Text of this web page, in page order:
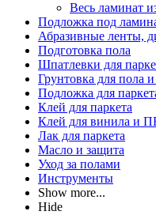
Весь ламинат
Подложка под
Абразивные ленты,
Подготовка пола
Шпатлевки для
Грунтовка для пола
Подложка для
Клей для паркета
Клей для винила и
Лак для паркета
Масло и защита
Уход за полами
Инструменты
Show more...
Hide